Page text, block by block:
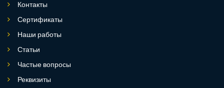
Контакты
Сертификаты
Наши работы
Статьи
Частые вопросы
Реквизиты